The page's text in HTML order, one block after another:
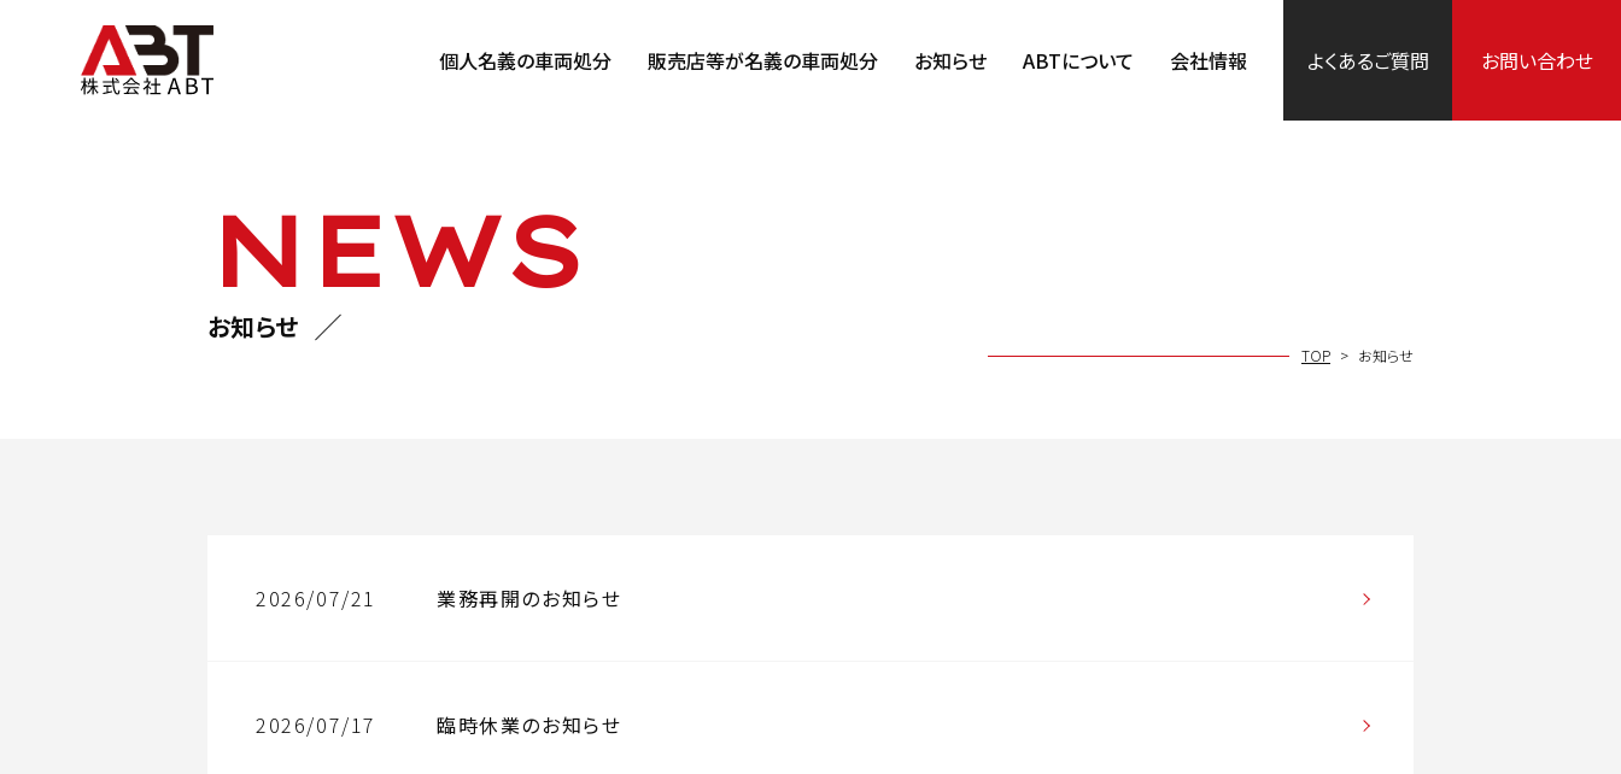
個人名義の車両処分 販売店等が名義の車両処分 お知らせ ABTについて 会社情報 よくあるご質問 お問い合わせ
NEWS
お知らせ
TOP お知らせ
2026/07/21 業務再開のお知らせ
2026/07/17 臨時休業のお知らせ